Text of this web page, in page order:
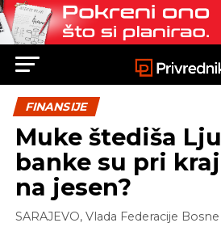
FINANSIJE
Muke štediša
banke su pri
na jesen?
SARAJEVO, Vlada Federacije